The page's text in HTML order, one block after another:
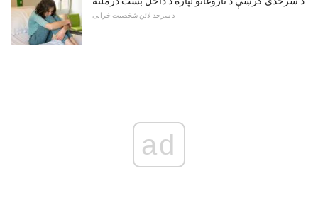
د سرحد لائن شخصیت خرابی
ad